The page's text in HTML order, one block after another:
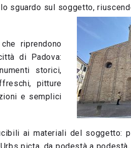
sguardo sul soggetto,
riprendono
di Padova:
storici,
pitture
e semplici
ai materiali del soggetto: